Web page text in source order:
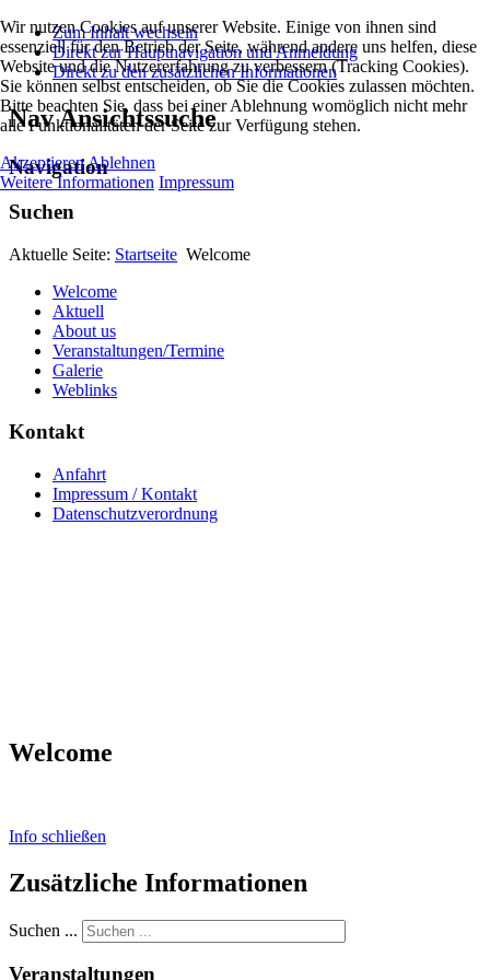
Zum Inhalt wechseln
Direkt zur Hauptnavigation und Anmeldung
Direkt zu den zusätzlichen Informationen
Nav Ansichtssuche
Navigation
Suchen
Aktuelle Seite: Startseite Welcome
Welcome
Aktuell
About us
Veranstaltungen/Termine
Galerie
Weblinks
Kontakt
Anfahrt
Impressum / Kontakt
Datenschutzverordnung
Welcome
Info schließen
Zusätzliche Informationen
Suchen ...
Veranstaltungen
Wir nutzen Cookies auf unserer Website. Einige von ihnen sind
essenziell für den Betrieb der Seite, während andere uns helfen, diese
Website und die Nutzererfahrung zu verbessern (Tracking Cookies).
Sie können selbst entscheiden, ob Sie die Cookies zulassen möchten.
Bitte beachten Sie, dass bei einer Ablehnung womöglich nicht mehr
alle Funktionalitäten der Seite zur Verfügung stehen.
AkzeptierenAblehnen
Weitere Informationen Impressum